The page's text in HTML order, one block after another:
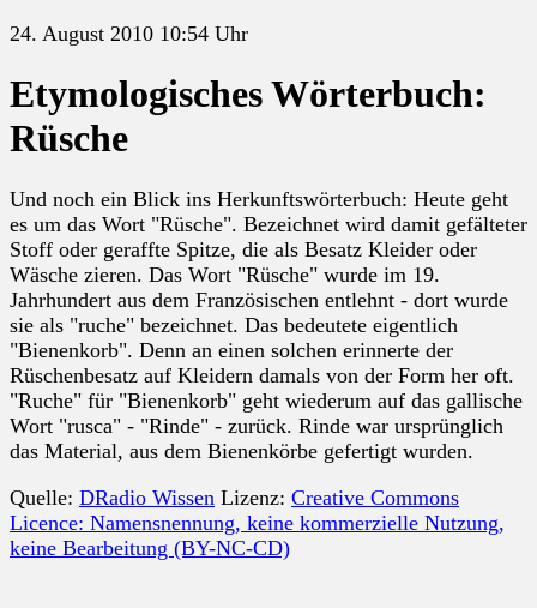
24. August 2010 10:54 Uhr
Etymologisches Wörterbuch:
Rüsche
Und noch ein Blick ins Herkunftswörterbuch: Heute geht
es um das Wort "Rüsche". Bezeichnet wird damit gefälteter
Stoff oder geraffte Spitze, die als Besatz Kleider oder
Wäsche zieren. Das Wort "Rüsche" wurde im 19.
Jahrhundert aus dem Französischen entlehnt - dort wurde
sie als "ruche" bezeichnet. Das bedeutete eigentlich
"Bienenkorb". Denn an einen solchen erinnerte der
Rüschenbesatz auf Kleidern damals von der Form her oft.
"Ruche" für "Bienenkorb" geht wiederum auf das gallische
Wort "rusca" - "Rinde" - zurück. Rinde war ursprünglich
das Material, aus dem Bienenkörbe gefertigt wurden.
Quelle: DRadio Wissen Lizenz: Creative Commons
Licence: Namensnennung, keine kommerzielle Nutzung,
keine Bearbeitung (BY-NC-CD)